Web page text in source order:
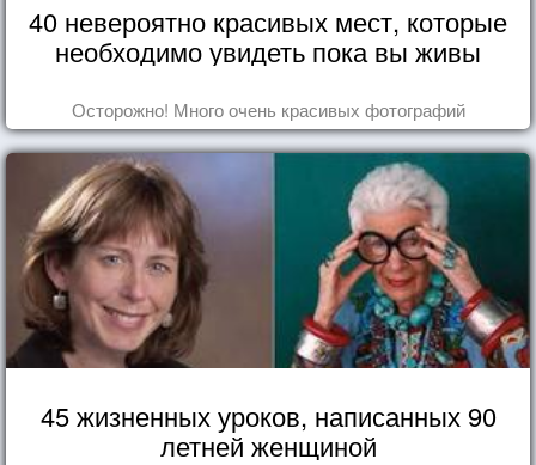
40 невероятно красивых мест, которые
необходимо увидеть пока вы живы
Осторожно! Много очень красивых фотографий
45 жизненных уроков, написанных 90
летней женщиной